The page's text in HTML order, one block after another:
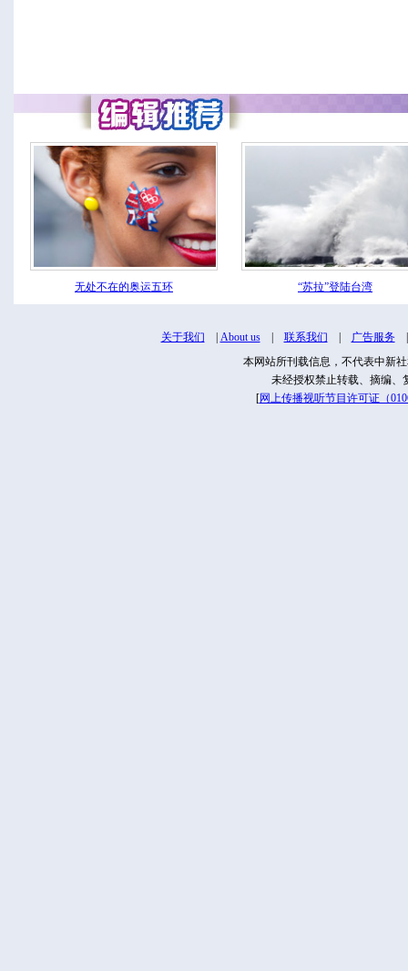
无处不在的奥运五环 “苏拉”登陆台湾
关于我们 About us| 联系我们 广告服务
本网站所刊载信息，不代表中新
未经授权禁止转载、摘编、
[网上传播视听节目许可证（